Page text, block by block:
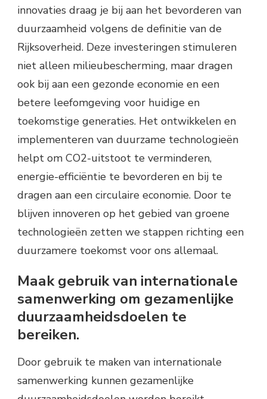
innovaties draag je bij aan het bevorderen van
duurzaamheid volgens de definitie van de
Rijksoverheid. Deze investeringen stimuleren
niet alleen milieubescherming, maar dragen
ook bij aan een gezonde economie en een
betere leefomgeving voor huidige en
toekomstige generaties. Het ontwikkelen en
implementeren van duurzame technologieën
helpt om CO2-uitstoot te verminderen,
energie-efficiëntie te bevorderen en bij te
dragen aan een circulaire economie. Door te
blijven innoveren op het gebied van groene
technologieën zetten we stappen richting een
duurzamere toekomst voor ons allemaal.
Maak gebruik van internationale
samenwerking om gezamenlijke
duurzaamheidsdoelen te
bereiken.
Door gebruik te maken van internationale
samenwerking kunnen gezamenlijke